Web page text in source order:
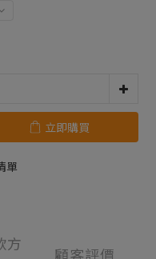
立即購買
單
方
顧客評價